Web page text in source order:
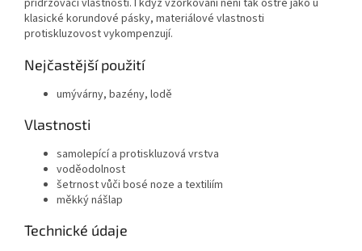
přidržovací vlastnosti. I když vzorkování není tak ostré jako u
klasické korundové pásky, materiálové vlastnosti
protiskluzovost vykompenzují.
Nejčastější použití
umývárny, bazény, lodě
Vlastnosti
samolepící a protiskluzová vrstva
voděodolnost
šetrnost vůči bosé noze a textiliím
měkký nášlap
Technické údaje